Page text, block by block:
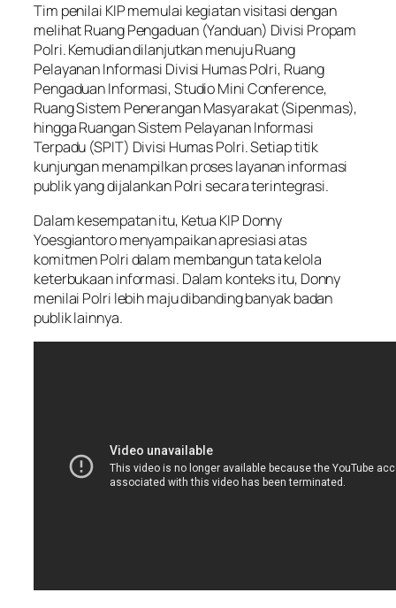
Tim penilai KIP memulai kegiatan visitasi dengan
melihat Ruang Pengaduan (Yanduan) Divisi Propam
Polri. Kemudian dilanjutkan menuju Ruang
Pelayanan Informasi Divisi Humas Polri, Ruang
Pengaduan Informasi, Studio Mini Conference,
Ruang Sistem Penerangan Masyarakat (Sipenmas),
hingga Ruangan Sistem Pelayanan Informasi
Terpadu (SPIT) Divisi Humas Polri. Setiap titik
kunjungan menampilkan proses layanan informasi
publik yang dijalankan Polri secara terintegrasi.
Dalam kesempatan itu, Ketua KIP Donny
Yoesgiantoro menyampaikan apresiasi atas
komitmen Polri dalam membangun tata kelola
keterbukaan informasi. Dalam konteks itu, Donny
menilai Polri lebih maju dibanding banyak badan
publik lainnya.